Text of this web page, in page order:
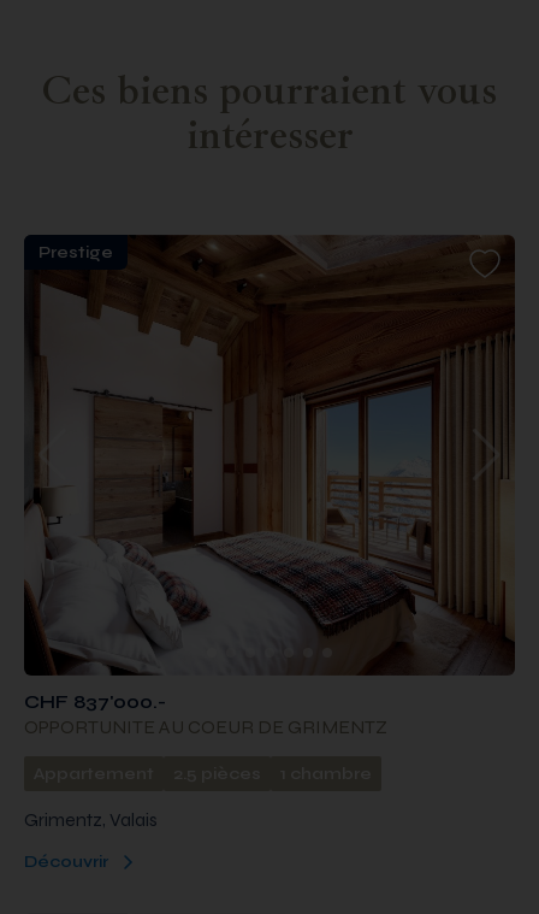
Ces biens pourraient vous
intéresser
Prestige
CHF 837'000.-
OPPORTUNITE AU COEUR DE GRIMENTZ
Grimentz, Valais
Découvrir